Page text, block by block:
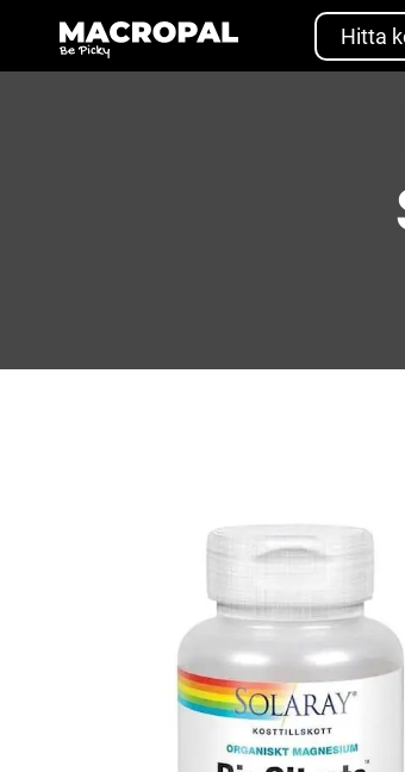
content
Hitta